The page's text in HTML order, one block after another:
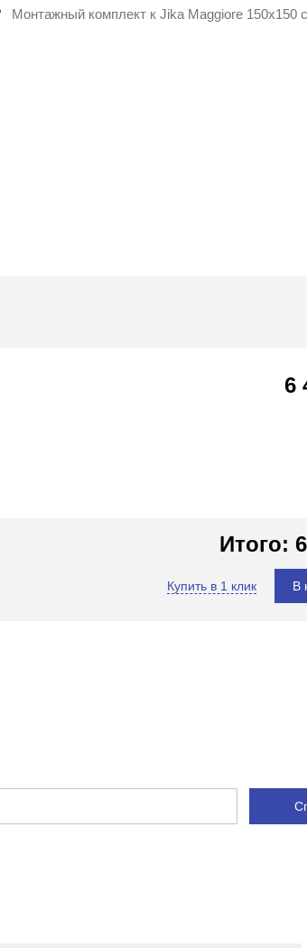
Монтажный комплект к Jika Maggiore 150x150
6
Итого:
Купить в 1 клик В